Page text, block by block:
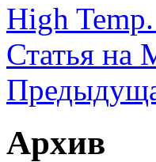
High
Статья на
Архив